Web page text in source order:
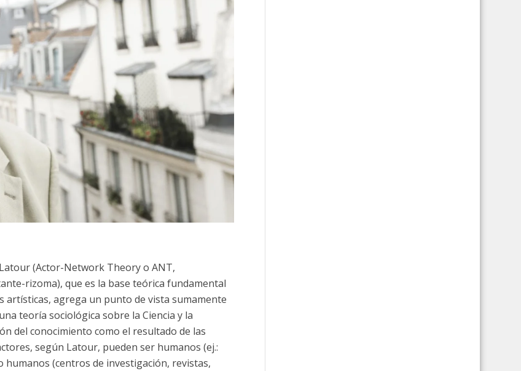
(Actor-Network Theory o ANT,
rizoma), que es la base teórica fundamental
artísticas, agrega un punto de vista sumamente
teoría sociológica sobre la Ciencia y la
del conocimiento como el resultado de las
según Latour, pueden ser humanos (ej.:
(centros de investigación, revistas,